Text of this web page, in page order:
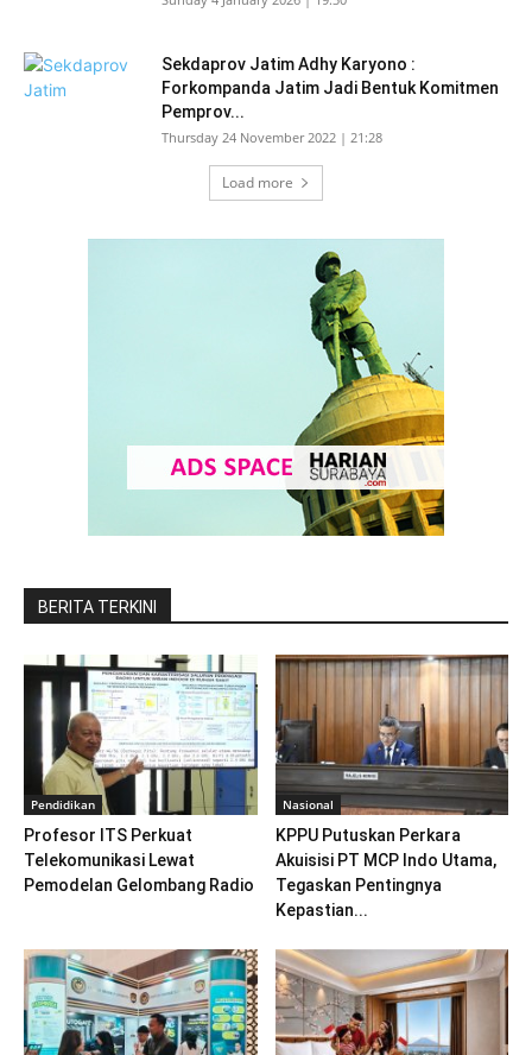
Sekdaprov Jatim Adhy Karyono :
Forkompanda Jatim Jadi Bentuk Komitmen
Pemprov...
Thursday 24 November 2022 | 21:28
Load more
BERITA TERKINI
Pendidikan
Profesor ITS Perkuat
Telekomunikasi Lewat
Pemodelan Gelombang Radio
Nasional
KPPU Putuskan Perkara
Akuisisi PT MCP Indo Utama,
Tegaskan Pentingnya
Kepastian...